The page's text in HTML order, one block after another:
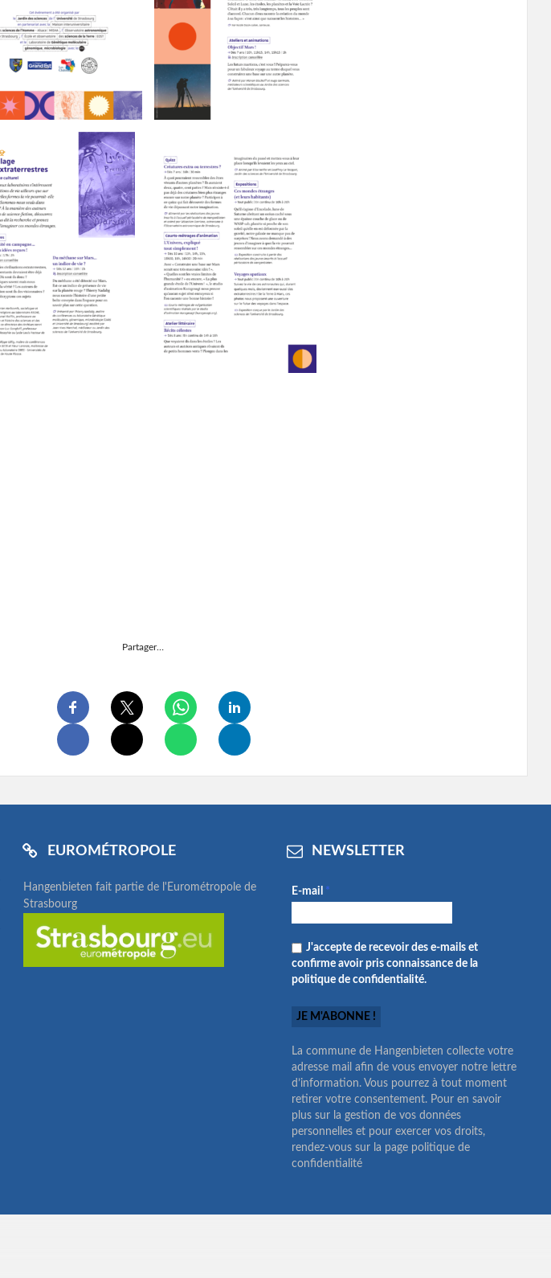
Partager…
EUROMÉTROPOLE
Hangenbieten fait partie de l'Eurométropole de
Strasbourg
NEWSLETTER
E-mail *
J'accepte de recevoir des e-mails et
confirme avoir pris connaissance de la
politique de confidentialité.
La commune de Hangenbieten collecte votre
adresse mail afin de vous envoyer notre lettre
d’information. Vous pourrez à tout moment
retirer votre consentement. Pour en savoir
plus sur la gestion de vos données
personnelles et pour exercer vos droits,
rendez-vous sur la page politique de
confidentialité